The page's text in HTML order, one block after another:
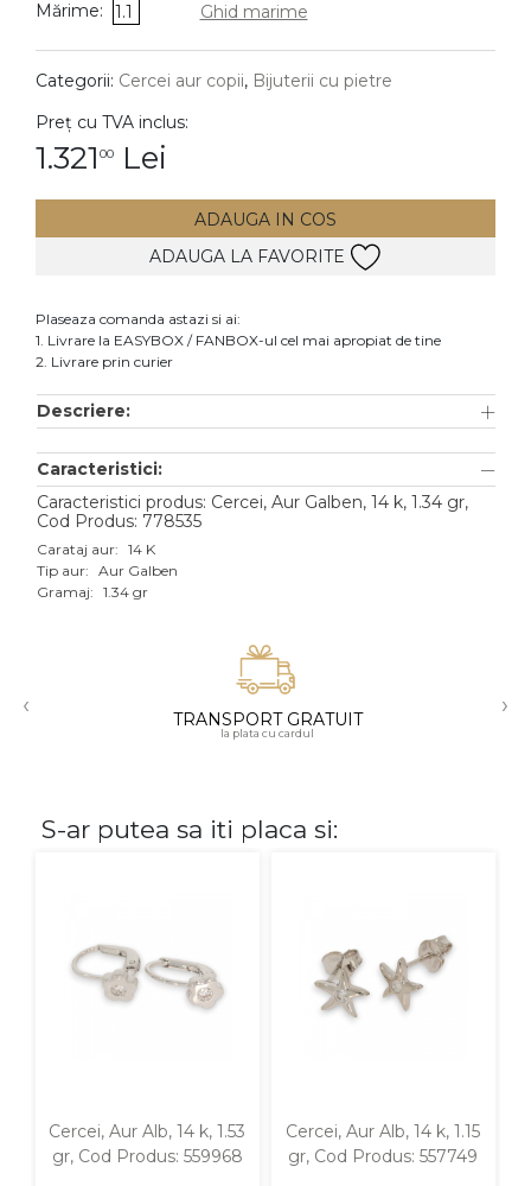
DIAMANTE Vezi toate
Cercei
Accesorii
Aur alb
Aur roz
Aur mixt
18K
Mărime: 1.1 Ghid marime
Categorii: Cercei aur copii, Bijuterii cu pietre
Preț cu TVA inclus:
1.321 00 Lei
ADAUGA IN COS
ADAUGA LA FAVORITE
Plaseaza comanda astazi si ai:
1. Livrare la EASYBOX / FANBOX-ul cel mai apropiat de tine
2. Livrare prin curier
Descriere:
Caracteristici:
Caracteristici produs: Cercei, Aur Galben, 14 k, 1.34 gr,
Cod Produs: 778535
Carataj aur: 14 K
Tip aur: Aur Galben
Gramaj: 1.34 gr
‹ TRANSPORT GRATUIT
la plata cu cardul
›
S-ar putea sa iti placa si:
Cercei, Aur Alb, 14 k, 1.53
gr, Cod Produs: 559968
Cercei, Aur Alb, 14 k, 1.15
gr, Cod Produs: 557749